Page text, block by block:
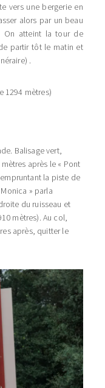
vers une bergerie en
alors par un beau
On atteint la tour de
partir tôt le matin et
.
1294 mètres)
Balisage vert,
après le « Pont
la piste de
» parla
du ruisseau et
mètres). Au col,
après, quitter le